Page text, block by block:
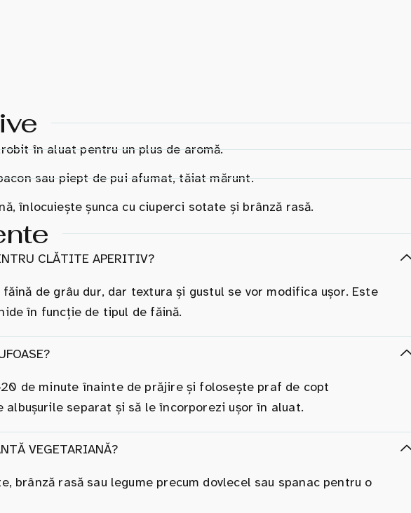
în aluat pentru un plus de aromă.
sau piept de pui afumat, tăiat mărunt.
înlocuiește șunca cu ciuperci sotate și brânză rasă.
CLĂTITE APERITIV?
de grâu dur, dar textura și gustul se vor modifica ușor. Este
în funcție de tipul de făină.
20 de minute înainte de prăjire și folosește praf de copt
albușurile separat și să le încorporezi ușor în aluat.
VEGETARIANĂ?
brânză rasă sau legume precum dovlecel sau spanac pentru o